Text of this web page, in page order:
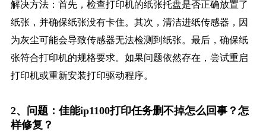
解决方法：首先，检查打印机的纸张托盘是否正确放置了
纸张，并确保纸张没有卡住。其次，清洁进纸传感器，因
为灰尘可能会导致传感器无法检测到纸张。最后，确保纸
张符合打印机的规格要求。如果问题依然存在，尝试重启
打印机或重新安装打印驱动程序。
2、问题：佳能ip1100打印任务删不掉怎么回事？怎
样修复？